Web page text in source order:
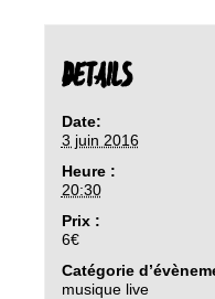
DETAILS
Date:
3 juin 2016
Heure :
20:30
Prix :
6€
Catégorie
musique live